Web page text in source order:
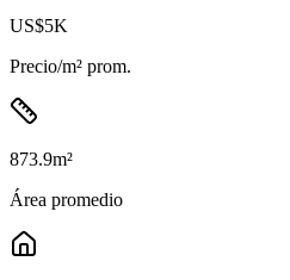
US$5K
Precio/m² prom.
873.9m²
Área promedio